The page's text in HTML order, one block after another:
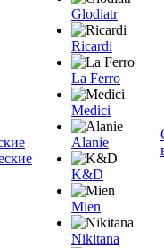
Glodiatr
Ricardi
La Ferro
Medici
Alanie
K&D
Mien
Nikitana